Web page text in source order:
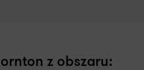
z obszaru: